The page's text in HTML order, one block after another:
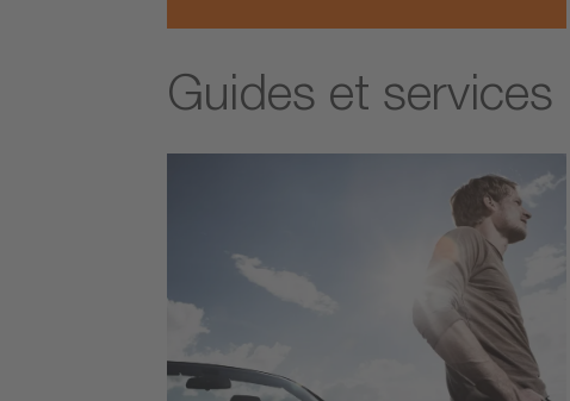
Guides et services